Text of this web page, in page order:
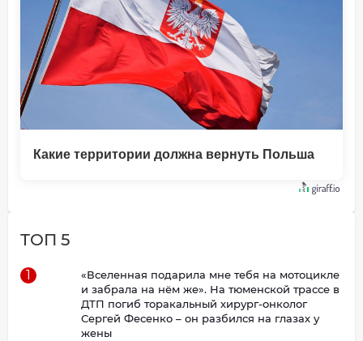
Какие территории должна вернуть Польша
ТОП 5
1
«Вселенная подарила мне тебя на мотоцикле
и забрала на нём же». На тюменской трассе в
ДТП погиб торакальный хирург-онколог
Сергей Фесенко – он разбился на глазах у
жены